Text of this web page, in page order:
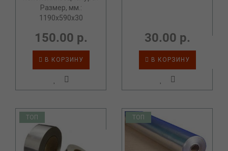
Размер, мм.:
1190х590х30
150.00 р.
В КОРЗИНУ
30.00 р.
В КОРЗИНУ
ТОП ТОП